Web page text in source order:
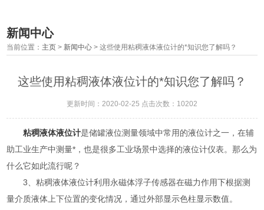
新闻中心
当前位置： 主页 > 新闻中心 > 这些使用粘稠液体液位计的*知识您了解吗？
这些使用粘稠液体液位计的*知识您了解吗？
更新时间：2020-02-25 点击次数：10202
粘稠液体液位计是储罐液位测量领域中常用的液位计之一，在辅
助工业生产中测量*，也是很多工业场景中选择的液位计仪表。那么为
什么它如此流行呢？
3、粘稠液体液位计利用永磁体浮子传感器在磁力作用下根据测
量介质液体上下位置的变化情况，通过外部显示色柱显示数值。